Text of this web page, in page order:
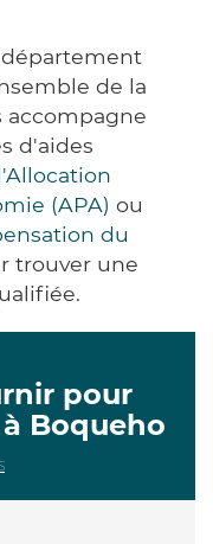
de la
accompagne
d'aides
(APA) ou
du
trouver une
pour
Boqueho